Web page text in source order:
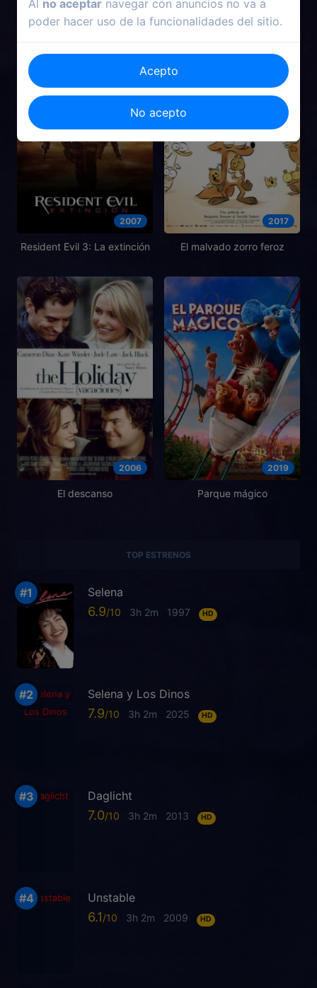
2007
Resident Evil 3: La extinción
2017
El malvado zorro feroz
2006
El descanso
2019
Parque mágico
TOP ESTRENOS
Selena
6.9 3h 2m 1997 HD
Selena y Los Dinos
7.9 3h 2m 2025 HD
Daglicht
7.0 3h 2m 2013 HD
Unstable
6.1 3h 2m 2009 HD
Al no aceptar navegar con anuncios no va a
poder hacer uso de la funcionalidades del sitio.
Acepto
No acepto